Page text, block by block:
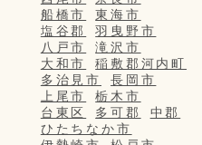
船橋市
東海市
塩谷郡
羽曳野市
八戸市
滝沢市
大和市
稲敷郡河内町
多治見市
長岡市
上尾市
栃木市
台東区
多可郡
中郡
ひたちなか市